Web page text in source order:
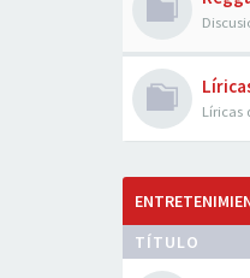
Líricas
TÍTULO